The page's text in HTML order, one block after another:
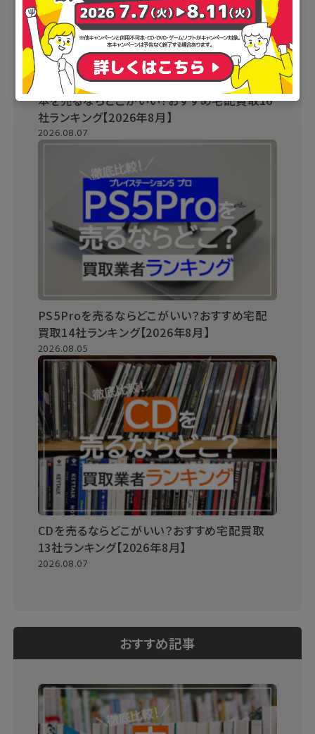
本を売るならどこがいい？おすすめ宅配買取16
社ランキング【2026年8月】
2026.08.07
PS5Proを売るならどこがいい？おすすめ宅配
買取14社ランキング【2026年8月】
2026.08.05
CDを売るならどこがいい？おすすめ宅配買取
13社ランキング【2026年8月】
2026.08.07
おすすめ記事